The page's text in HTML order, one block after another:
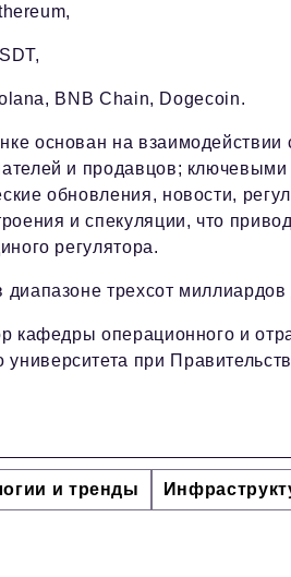
BNB Chain, Dogecoin.
основан на взаимодействии
и продавцов;
обновления, новости,
и спекуляции, что
регулятора.
трехсот
кафедры операционного и
при
и тренды